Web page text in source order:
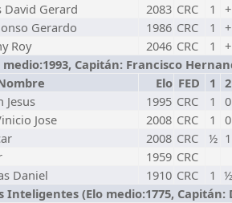
David Gerard 2083 CRC 1
+
Gerardo 1986 CRC 1
+
Roy 2046 CRC 1
+
medio:1993, Capitán: Francisco
Elo FED 1
2
Jesus 1995 CRC 1
0
Jose 2008 CRC 1
0
2008 CRC ½ 1
1959 CRC
Daniel 1910 CRC 1 ½
Inteligentes (Elo medio:1775,